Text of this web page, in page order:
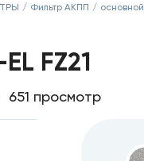
/ Фильтр АКПП / основной
FZ21
651 просмотр